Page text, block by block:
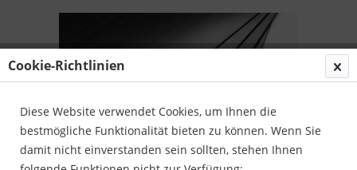
Cookie-Richtlinien
Diese Website verwendet Cookies, um Ihnen die
bestmögliche Funktionalität bieten zu können. Wenn Sie
damit nicht einverstanden sein sollten, stehen Ihnen